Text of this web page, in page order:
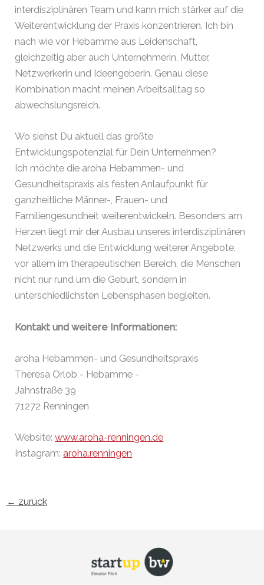
interdisziplinären Team und kann mich stärker auf die
Weiterentwicklung der Praxis konzentrieren. Ich bin
nach wie vor Hebamme aus Leidenschaft,
gleichzeitig aber auch Unternehmerin, Mutter,
Netzwerkerin und Ideengeberin. Genau diese
Kombination macht meinen Arbeitsalltag so
abwechslungsreich.
Wo siehst Du aktuell das größte
Entwicklungspotenzial für Dein Unternehmen?
Ich möchte die aroha Hebammen- und
Gesundheitspraxis als festen Anlaufpunkt für
ganzheitliche Männer-, Frauen- und
Familiengesundheit weiterentwickeln. Besonders am
Herzen liegt mir der Ausbau unseres interdisziplinären
Netzwerks und die Entwicklung weiterer Angebote,
vor allem im therapeutischen Bereich, die Menschen
nicht nur rund um die Geburt, sondern in
unterschiedlichsten Lebensphasen begleiten.
Kontakt und weitere Informationen:
aroha Hebammen- und Gesundheitspraxis
Theresa Orlob - Hebamme -
Jahnstraße 39
71272 Renningen
Website:www.aroha-renningen.de
Instagram:aroha.renningen
← zurück